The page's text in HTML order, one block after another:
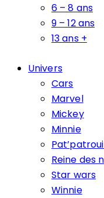
6 – 8 ans
9 – 12 ans
13 ans +
Univers
Cars
Marvel
Mickey
Minnie
Reine des
Star wars
Winnie